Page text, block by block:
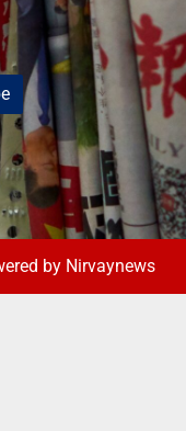
by Nirvaynews